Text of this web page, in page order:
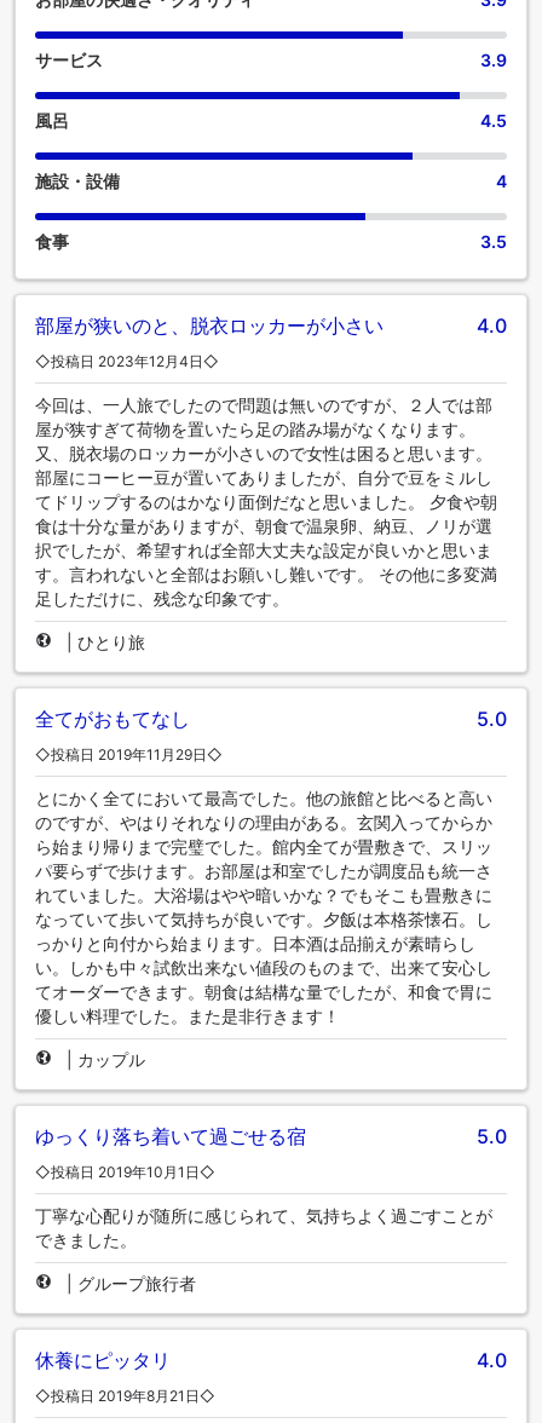
サービス 3.9
風呂 4.5
施設・設備 4
食事 3.5
部屋が狭いのと、脱衣ロッカーが小さい 4.0
◇投稿日 2023年12月4日◇
今回は、一人旅でしたので問題は無いのですが、２人では部
屋が狭すぎて荷物を置いたら足の踏み場がなくなります。
又、脱衣場のロッカーが小さいので女性は困ると思います。
部屋にコーヒー豆が置いてありましたが、自分で豆をミルし
てドリップするのはかなり面倒だなと思いました。 夕食や朝
食は十分な量がありますが、朝食で温泉卵、納豆、ノリが選
択でしたが、希望すれば全部大丈夫な設定が良いかと思いま
す。言われないと全部はお願いし難いです。 その他に多変満
足しただけに、残念な印象です。
ひとり旅
全てがおもてなし 5.0
◇投稿日 2019年11月29日◇
とにかく全てにおいて最高でした。他の旅館と比べると高い
のですが、やはりそれなりの理由がある。玄関入ってからか
ら始まり帰りまで完璧でした。館内全てが畳敷きで、スリッ
パ要らずで歩けます。お部屋は和室でしたが調度品も統一さ
れていました。大浴場はやや暗いかな？でもそこも畳敷きに
なっていて歩いて気持ちが良いです。夕飯は本格茶懐石。し
っかりと向付から始まります。日本酒は品揃えが素晴らし
い。しかも中々試飲出来ない値段のものまで、出来て安心し
てオーダーできます。朝食は結構な量でしたが、和食で胃に
優しい料理でした。また是非行きます！
カップル
ゆっくり落ち着いて過ごせる宿 5.0
◇投稿日 2019年10月1日◇
丁寧な心配りが随所に感じられて、気持ちよく過ごすことが
できました。
グループ旅行者
休養にピッタリ 4.0
◇投稿日 2019年8月21日◇